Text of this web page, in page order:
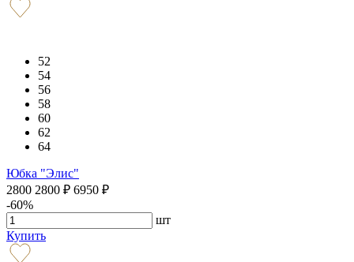
52
54
56
58
60
62
64
Юбка "Элис"
2800 2800 ₽ 6950 ₽
-60%
шт
Купить